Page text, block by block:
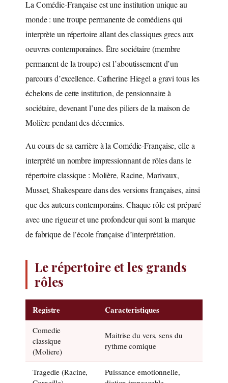
La Comédie-Française est une institution unique au
monde : une troupe permanente de comédiens qui
interprète un répertoire allant des classiques grecs aux
oeuvres contemporaines. Être sociétaire (membre
permanent de la troupe) est l’aboutissement d’un
parcours d’excellence. Catherine Hiegel a gravi tous les
échelons de cette institution, de pensionnaire à
sociétaire, devenant l’une des piliers de la maison de
Molière pendant des décennies.
Au cours de sa carrière à la Comédie-Française, elle a
interprété un nombre impressionnant de rôles dans le
répertoire classique : Molière, Racine, Marivaux,
Musset, Shakespeare dans des versions françaises, ainsi
que des auteurs contemporains. Chaque rôle est préparé
avec une rigueur et une profondeur qui sont la marque
de fabrique de l’école française d’interprétation.
Le répertoire et les grands
rôles
Registre Caracteristiques
Comedie
classique
(Moliere)
Maitrise du vers, sens du
rythme comique
Tragedie (Racine,
Puissance emotionnelle,